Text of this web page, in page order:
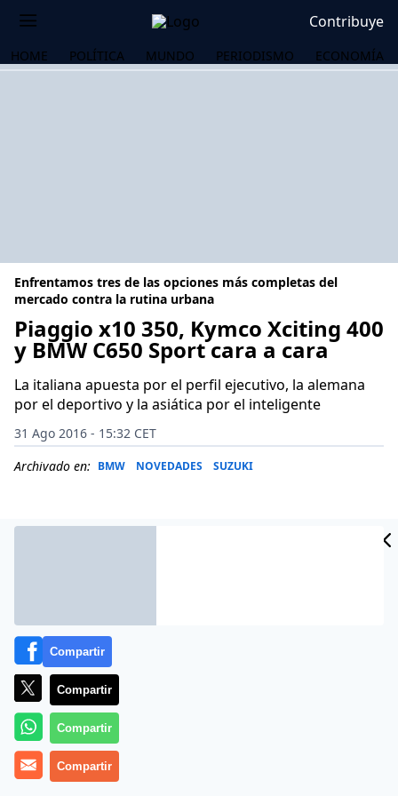
Contribuye
HOME POLÍTICA MUNDO PERIODISMO ECONOMÍA
Enfrentamos tres de las opciones más completas del
mercado contra la rutina urbana
Piaggio x10 350, Kymco Xciting 400
y BMW C650 Sport cara a cara
La italiana apuesta por el perfil ejecutivo, la alemana
por el deportivo y la asiática por el inteligente
31 Ago 2016 - 15:32 CET
Archivado en: BMW NOVEDADES SUZUKI
Septiembre nos espera con la vuelta a la rutina de los
atascos diarios y la jungla de asfalto para hacernos
Compartir
Compartir
Compartir
Compartir